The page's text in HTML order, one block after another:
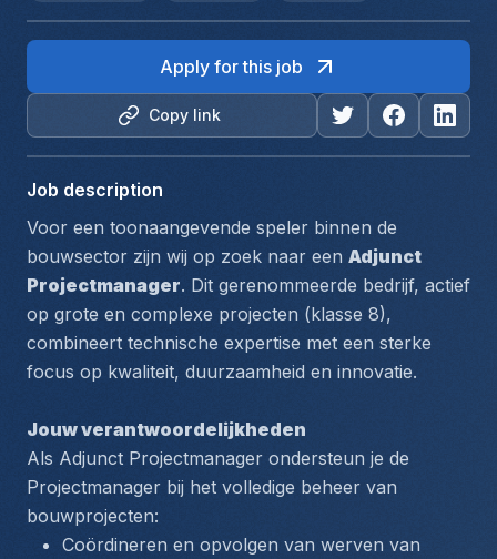
Copy link
Apply for this job
Job description
Voor een toonaangevende speler binnen de
bouwsector zijn wij op zoek naar een Adjunct
Projectmanager. Dit gerenommeerde bedrijf, actief
op grote en complexe projecten (klasse 8),
combineert technische expertise met een sterke
focus op kwaliteit, duurzaamheid en innovatie.
Jouw verantwoordelijkheden
Als Adjunct Projectmanager ondersteun je de
Projectmanager bij het volledige beheer van
bouwprojecten:
Coördineren en opvolgen van werven van